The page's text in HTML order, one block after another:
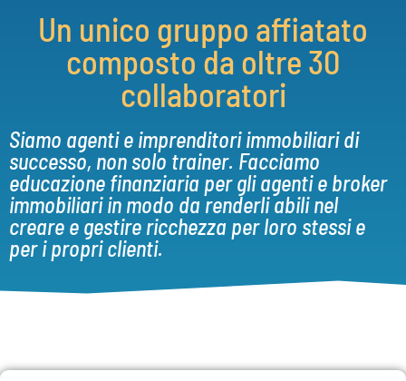
Un unico gruppo affiatato
composto da oltre 30
collaboratori
Siamo agenti e imprenditori immobiliari di
successo, non solo trainer. Facciamo
educazione finanziaria per gli agenti e broker
immobiliari in modo da renderli abili nel
creare e gestire ricchezza per loro stessi e
per i propri clienti.